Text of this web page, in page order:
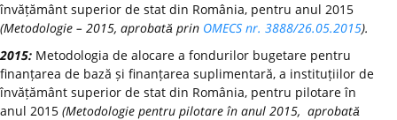
învățământ superior de stat din România, pentru anul 2015
(Metodologie – 2015, aprobată prin OMECS nr. 3888/26.05.2015).
2015: Metodologia de alocare a fondurilor bugetare pentru
finanțarea de bază și finanțarea suplimentară, a instituțiilor de
învățământ superior de stat din România, pentru pilotare în
anul 2015 (Metodologie pentru pilotare în anul 2015, aprobată